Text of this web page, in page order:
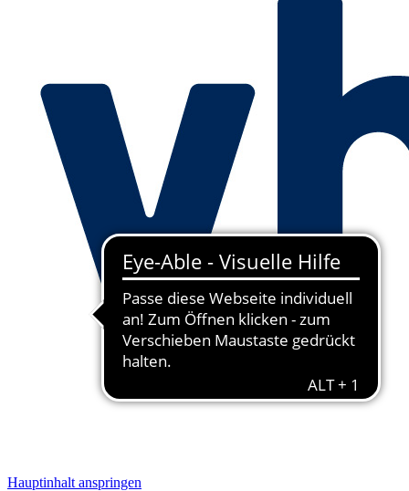
Hauptinhalt anspringen